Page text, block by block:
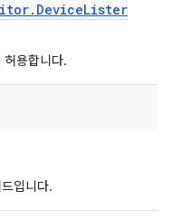
. DeviceLister
용합니다.
입니다.